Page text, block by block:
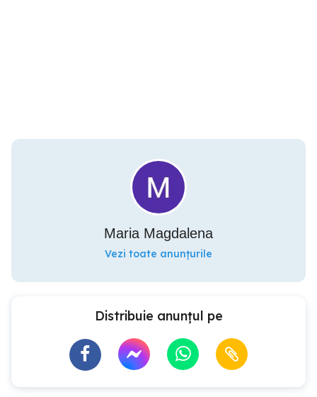
Maria Magdalena
Vezi toate anunțurile
Distribuie anunțul pe